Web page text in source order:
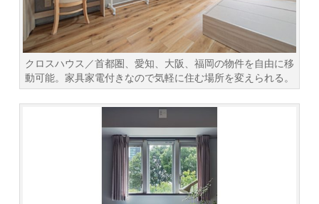
クロスハウス／首都圏、愛知、大阪、福岡の物件を自由に移
動可能。家具家電付きなので気軽に住む場所を変えられる。